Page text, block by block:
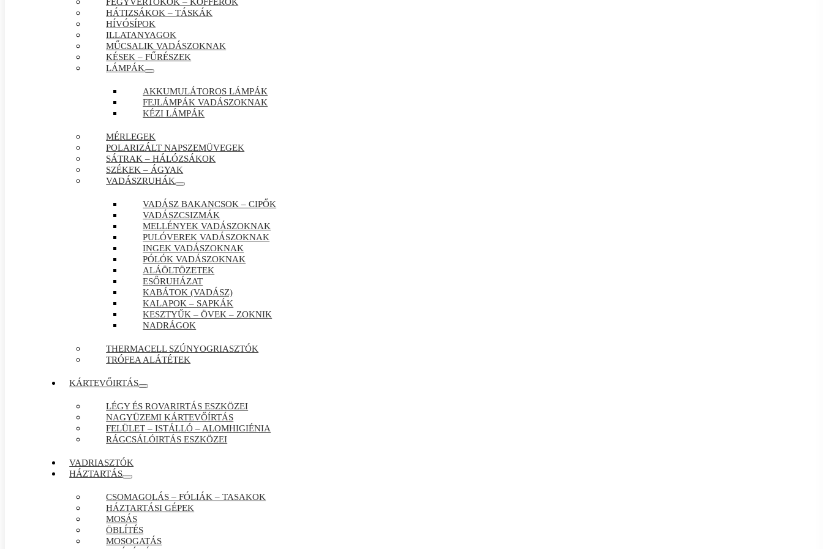
HÁTIZSÁKOK – TÁSKÁK
HÍVÓSÍPOK
ILLATANYAGOK
MŰCSALIK VADÁSZOKNAK
KÉSEK – FŰRÉSZEK
LÁMPÁK
AKKUMULÁTOROS LÁMPÁK
FEJLÁMPÁK VADÁSZOKNAK
KÉZI LÁMPÁK
MÉRLEGEK
POLARIZÁLT NAPSZEMÜVEGEK
SÁTRAK – HÁLÓZSÁKOK
SZÉKEK – ÁGYAK
VADÁSZRUHÁK
VADÁSZ BAKANCSOK – CIPŐK
VADÁSZCSIZMÁK
MELLÉNYEK VADÁSZOKNAK
PULÓVEREK VADÁSZOKNAK
INGEK VADÁSZOKNAK
PÓLÓK VADÁSZOKNAK
ALÁÖLTÖZETEK
ESŐRUHÁZAT
KABÁTOK (VADÁSZ)
KALAPOK – SAPKÁK
KESZTYŰK – ÖVEK – ZOKNIK
NADRÁGOK
THERMACELL SZÚNYOGRIASZTÓK
TRÓFEA ALÁTÉTEK
KÁRTEVŐIRTÁS
LÉGY ÉS ROVARIRTÁS ESZKÖZEI
NAGYÜZEMI KÁRTEVŐÍRTÁS
FELÜLET – ISTÁLLÓ – ALOMHIGIÉNIA
RÁGCSÁLÓIRTÁS ESZKÖZEI
VADRIASZTÓK
HÁZTARTÁS
CSOMAGOLÁS – FÓLIÁK – TASAKOK
HÁZTARTÁSI GÉPEK
MOSÁS
ÖBLÍTÉS
MOSOGATÁS